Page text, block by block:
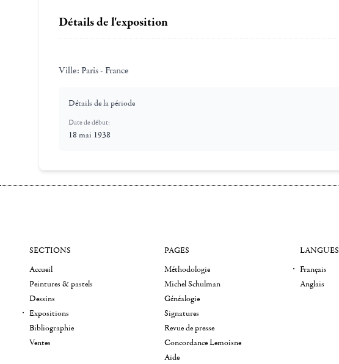
Détails de l'exposition
Ville: Paris - France
Détails de la période
Date de début:
18 mai 1938
SECTIONS
Accueil
Peintures & pastels
Dessins
Expositions
Bibliographie
Ventes
PAGES
Méthodologie
Michel Schulman
Généalogie
Signatures
Revue de presse
Concordance Lemoisne
Aide
LANGUES
Français
Anglais